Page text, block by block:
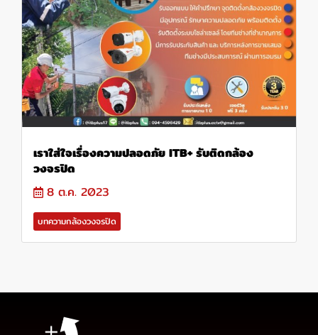
เราใส่ใจเรื่องความปลอดภัย ITB+ รับติดกล้อง
วงจรปิด
8 ต.ค. 2023
บทความกล้องวงจรปิด